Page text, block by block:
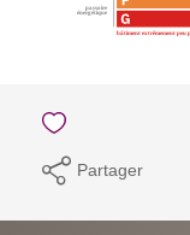
Partager